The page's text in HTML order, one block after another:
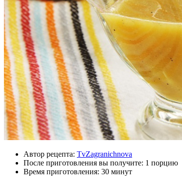
Автор рецепта: TvZagranichnova
После приготовления вы получите: 1 порцию
Время приготовления: 30 минут